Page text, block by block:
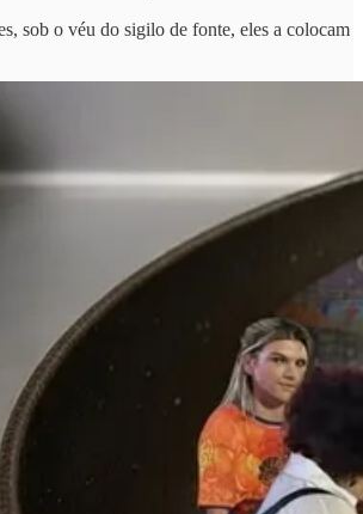
sob o véu do sigilo de fonte, eles a colocam